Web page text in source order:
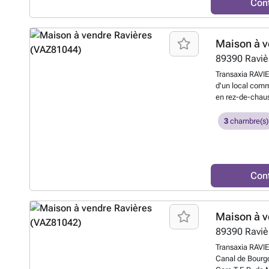
(17 et 18
BUSSEAU -
TRANSAXIA
Maison à
89390
Transaxia
d'un local
en rez-de-
services :
retraite.Le
l'appartement
un grenier sur
me contacter :
887869360 -
savoir plus ?
3chambre(s)
Maison à
89390
Transaxia
Canal de